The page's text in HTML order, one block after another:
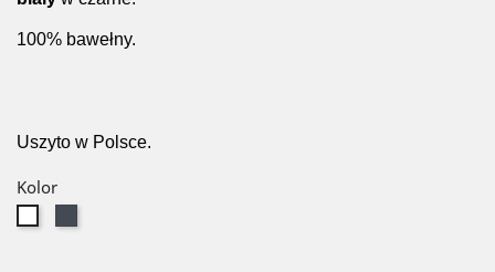
100% bawełny.
Uszyto w Polsce.
Kolor